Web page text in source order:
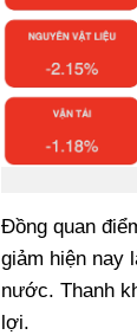
Đồng quan
giảm hiện nay
nước. Thanh
lợi.